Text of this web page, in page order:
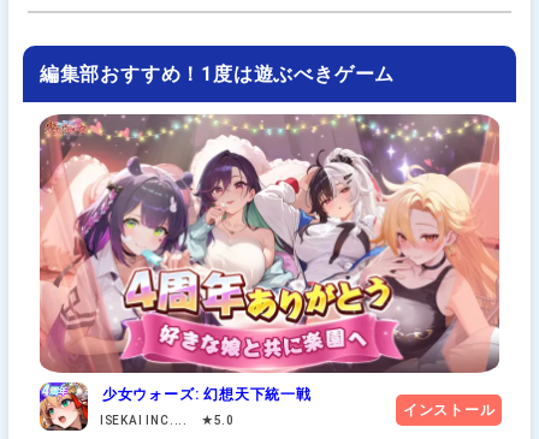
編集部おすすめ！1度は遊ぶべきゲーム
少女ウォーズ: 幻想天下統一戦
ISEKAI INC.... ★5.0
インストール